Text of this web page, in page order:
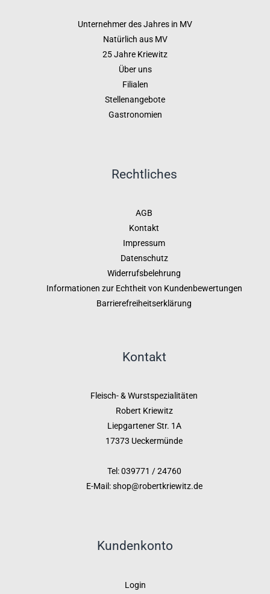
Unternehmer des Jahres in MV
Natürlich aus MV
25 Jahre Kriewitz
Über uns
Filialen
Stellenangebote
Gastronomien
Rechtliches
AGB
Kontakt
Impressum
Datenschutz
Widerrufsbelehrung
Informationen zur Echtheit von Kundenbewertungen
Barrierefreiheitserklärung
Kontakt
Fleisch- & Wurstspezialitäten
Robert Kriewitz
Liepgartener Str. 1A
17373 Ueckermünde
Tel: 039771 / 24760
E-Mail: shop@robertkriewitz.de
Kundenkonto
Login